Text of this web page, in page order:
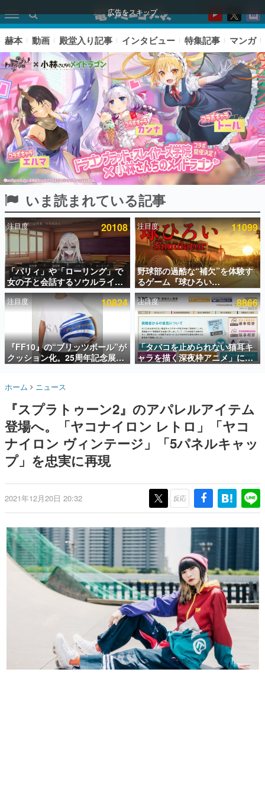
広告をスキップ
ピックアップ
電ファミのいま読まれている記事ランキング
アプリセール情報
インタビュー
連載・特集一覧
殿堂入り記事
SNS拡散数が数千以上！ ページビュー数万以上！ などな
ど。多くの人々に読まれた、電ファミ渾身の“殿堂入り”記
事をまとめました。
名作ゲームクリエイターの方々に製作時のエピソードをお
きます。
赫本
この物語を解いてはいけない。『赫本』は、〈試験問題〉
の形をした短編ホラー小説集です。
これからのデジタルゲーム市場を担う若きクリエイター達
の姿を追い、彼らのルーツと情熱を探っていきます。
ゲームに多大な影響を受けた作家さんに取材し、ゲームが
日本のコンテンツ産業やカルチャーに与えた影響を探る企
画です。
日本モバイルゲーム産業史
日本のモバイルゲーム史における主要なトピック・タイト
ルを網羅するほか、開発者へのインタビューや識者による
解説を掲載。約20年の歴史が一望できる決定版！
若ゲのいたり〜ゲームクリエイターの青春〜
『うつヌケ』『ペンと箸』等で知られるマンガ家・田中圭
一先生によるゲーム業界レポートマンガです。
なんでゲームは面白い？
赫本 動画 殿堂入り記事 インタビュー 特集記事 マンガ
いま読まれている記事
注目度 20108
「パリィ」や「ローリング」で
女の子と会話するソウルライク
恋愛ゲーム『小早川さんはソウ
ルライク』無料公開。返事に失
敗すると「YOU DIED」
注目度 11099
野球部の過酷な“補欠”を体験す
るゲーム『球ひろい
Simulator』が「1件」のウィッ
シュリストをもとにチェコ語に
対応しSNSで話題に。『キング
ダム・カム』開発元やチェコの
プロ野球選手から称賛の声
注目度 10824
『FF10』の“ブリッツボール”が
クッション化。25周年記念展
「FINAL FANTASY X
ズ情報が一部公開
注目度 8866
「タバコを止められない猫耳キ
ャラを描く深夜枠アニメ」に視
聴者の一部から批判意見。違法
ホーム ニュース
『スプラトゥーン2』のアパレルアイテム
登場へ。「ヤコナイロン レトロ」「ヤコ
ナイロン ヴィンテージ」「5パネルキャッ
プ」を忠実に再現
2021年12月20日 20:32 反応